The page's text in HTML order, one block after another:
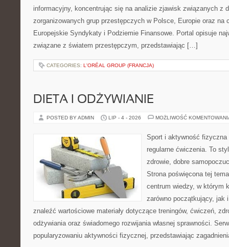
informacyjny, koncentrując się na analizie zjawisk związanych z
zorganizowanych grup przestępczych w Polsce, Europie oraz na
Europejskie Syndykaty i Podziemie Finansowe. Portal opisuje
związane z światem przestępczym, przedstawiając […]
CATEGORIES: L'ORÉAL GROUP (FRANCJA)
DIETA I ODŻYWIANIE
POSTED BY ADMIN LIP - 4 - 2026 MOŻLIWOŚĆ
Sport i aktywność
regularne ćwiczenia. To
zdrowie, dobre
Strona poświęcona tej
centrum wiedzy, w którym
zarówno początkujący, jak
znaleźć wartościowe materiały dotyczące treningów, ćwiczeń,
odżywiania oraz świadomego rozwijania własnej sprawności.
popularyzowaniu aktywności fizycznej, przedstawiając